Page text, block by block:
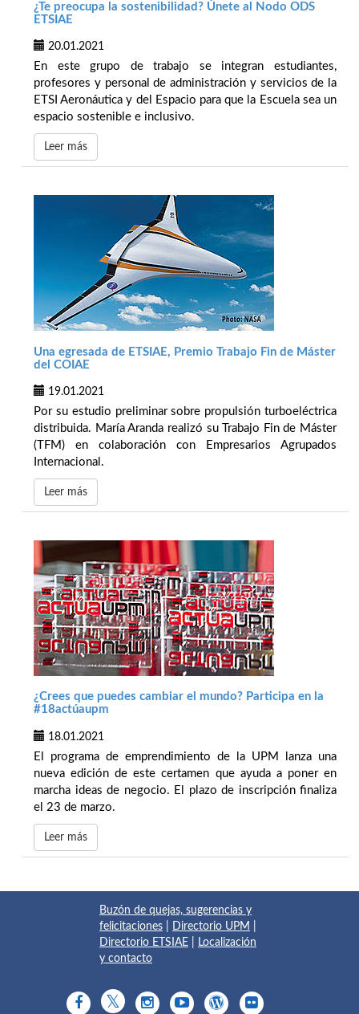
¿Te preocupa la sostenibilidad? Únete al Nodo ODS
ETSIAE
20.01.2021
En este grupo de trabajo se integran estudiantes,
profesores y personal de administración y servicios de la
ETSI Aeronáutica y del Espacio para que la Escuela sea un
espacio sostenible e inclusivo.
Leer más
Una egresada de ETSIAE, Premio Trabajo Fin de Máster
del COIAE
19.01.2021
Por su estudio preliminar sobre propulsión turboeléctrica
distribuida. María Aranda realizó su Trabajo Fin de Máster
(TFM) en colaboración con Empresarios Agrupados
Internacional.
Leer más
¿Crees que puedes cambiar el mundo? Participa en la
#18actúaupm
18.01.2021
El programa de emprendimiento de la UPM lanza una
nueva edición de este certamen que ayuda a poner en
marcha ideas de negocio. El plazo de inscripción finaliza
el 23 de marzo.
Leer más
Buzón de quejas, sugerencias y
felicitaciones
Directorio UPM
Directorio ETSIAE
Localización
y contacto